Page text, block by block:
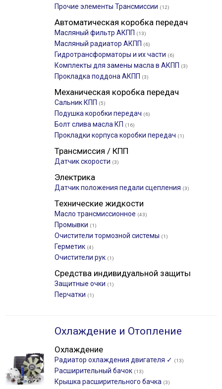
Прочие элементы Трансмиссии (12)
Автоматическая коробка передач
Масляный фильтр АКПП (13)
Масляный радиатор АКПП (6)
Гидротрансформаторы и их части (6)
Комплекты для замены масла в АКПП (3)
Прокладка поддона АКПП (3)
Механическая коробка передач
Сальник КПП (5)
Подушка коробки передач (6)
Болт слива масла КП (16)
Прокладки корпуса коробки передач (1)
Трансмиссия / КПП
Датчик скорости (3)
Электрика
Датчик положения педали сцепления (3)
Технические жидкости
Масло трансмиссионное (43)
Промывки (1)
Очистители тормозной системы (1)
Герметик (4)
Очистители рук (1)
Средства индивидуальной защиты
Защитные очки (1)
Перчатки (1)
Охлаждение и Отопление
Охлаждение
Радиатор охлаждения двигателя ✓ (13)
Расширительный бачок (13)
Крышка расширительного бачка (3)